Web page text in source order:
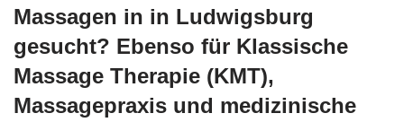
Massagen in in Ludwigsburg
gesucht? Ebenso für Klassische
Massage Therapie (KMT),
Massagepraxis und medizinische